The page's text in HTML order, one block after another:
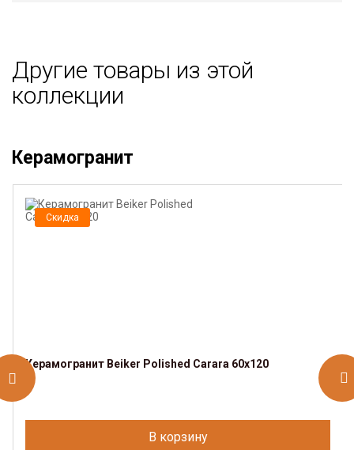
Другие товары из этой
коллекции
Керамогранит
Скидка
Керамогранит Beiker Polished Carara 60x120
В корзину